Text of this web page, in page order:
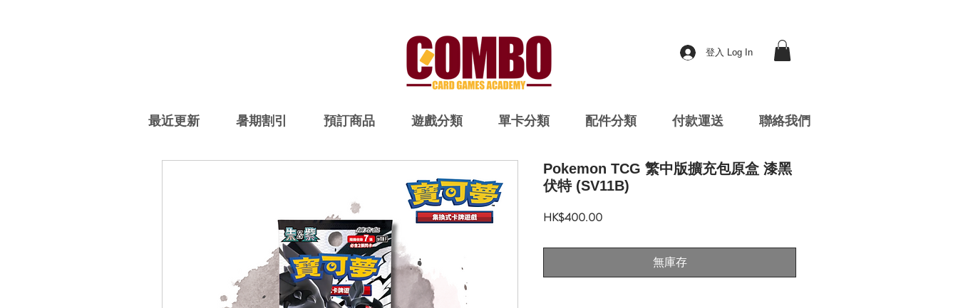
登入 Log In
最近更新 暑期割引 預訂商品 遊戲分類 單卡分類 配件分類 付款運送 聯絡我們
Pokemon TCG 繁中版擴充包原盒 漆黑
伏特 (SV11B)
HK$400.00價
無庫存